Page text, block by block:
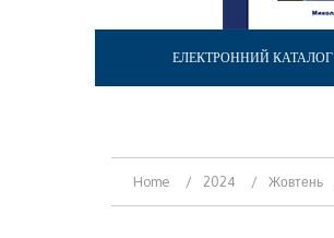
ЕЛЕКТРОННИЙ КАТАЛОГ
Home 2024 Жовтень